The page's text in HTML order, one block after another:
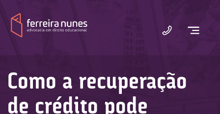
Ferreira
Nunes
Como a recuperação
de crédito pode